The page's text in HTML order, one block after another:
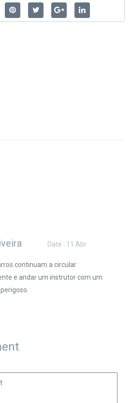
Date : 11 Abr
continuam a circular
e andar um instrutor com um